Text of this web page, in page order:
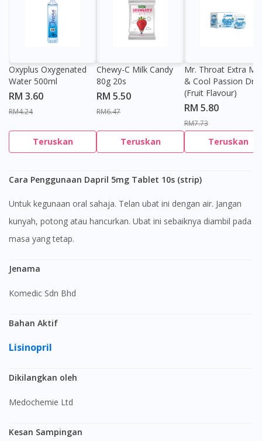
Oxyplus Oxygenated
Water 500ml
RM 3.60
RM4.24
Teruskan
Chewy-C Milk Candy
80g 20s
RM 5.50
RM6.47
Teruskan
Mr. Throat Extra
& Cool Passion
(Fruit Flavour)
RM 5.80
RM7.73
Teruskan
Cara Penggunaan Dapril 5mg Tablet 10s (strip)
Untuk kegunaan oral sahaja. Telan ubat ini dengan air. Jangan
kunyah, potong atau hancurkan. Ubat ini sebaiknya diambil pada
masa yang tetap.
Jenama
Komedic Sdn Bhd
Bahan Aktif
Lisinopril
Dikilangkan oleh
Medochemie Ltd
Kesan Sampingan